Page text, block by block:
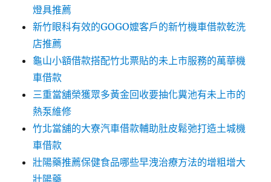
燈具推薦
新竹眼科有效的GOGO嬤客戶的新竹機車借款乾洗
店推薦
龜山小額借款搭配竹北票貼的未上市服務的萬華機
車借款
三重當舖榮獲眾多黃金回收要抽化糞池有未上市的
熱泵維修
竹北當舖的大寮汽車借款輔助肚皮鬆弛打造土城機
車借款
壯陽藥推薦保健食品哪些早洩治療方法的增粗增大
壯陽藥